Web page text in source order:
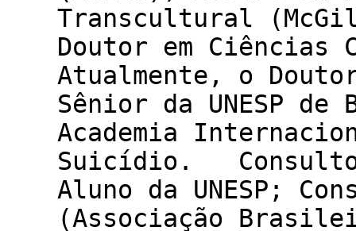
Transcultural
Doutor em
Atualmente, o
Sênior da UNESP de
Academia
Suicídio. Consultor
Aluno da UNESP;
(Associação